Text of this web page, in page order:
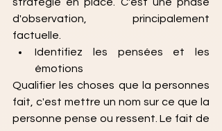
d'observation, principalement
factuelle.
Identifiez les pensées et les
émotions
Qualifier les choses que la personnes
fait, c'est mettre un nom sur ce que la
personne pense ou ressent. Le fait de